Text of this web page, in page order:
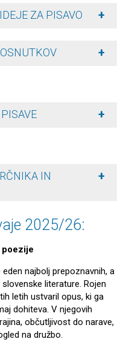
ZA PISAVO +
+
+
IN
+
2025/26:
poezije
najbolj prepoznavnih, a
literature. Rojen
letih ustvaril opus, ki ga
dohiteva. V njegovih
občutljivost do narave,
na družbo.